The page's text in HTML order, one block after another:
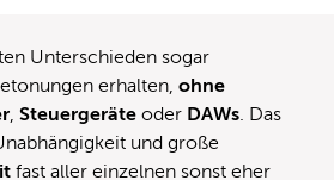
Unterschieden sogar
erhalten, ohne
, Steuergeräte oder DAWs. Das
und große
fast aller einzelnen sonst eher